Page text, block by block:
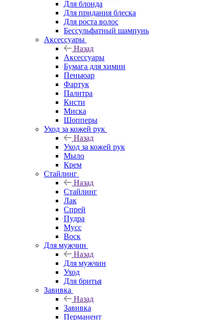
Для блонда
Для придания блеска
Для роста волос
Бессульфатный шампунь
Аксессуары
Назад
Аксессуары
Бумага для химии
Пеньюар
Фартук
Палитра
Кисти
Миска
Шопперы
Уход за кожей рук
Назад
Уход за кожей рук
Мыло
Крем
Стайлинг
Назад
Стайлинг
Лак
Спрей
Пудра
Мусс
Воск
Для мужчин
Назад
Для мужчин
Уход
Для бритья
Завивка
Назад
Завивка
Перманент